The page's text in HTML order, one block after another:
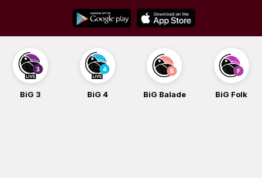
content
BiG 3 BiG 4 BiG Balade BiG Folk